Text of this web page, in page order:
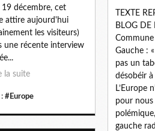
19 décembre, cet
attire aujourd'hui
les visiteurs)
une récente interview
la suite
: #Europe
TEXTE
BLOG DE
Gauche :
pas un
désobéir à
L’Europe
pour nous
gauche